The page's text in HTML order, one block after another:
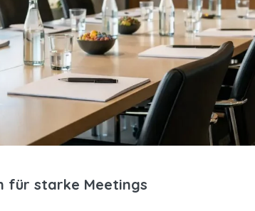
für starke Meetings